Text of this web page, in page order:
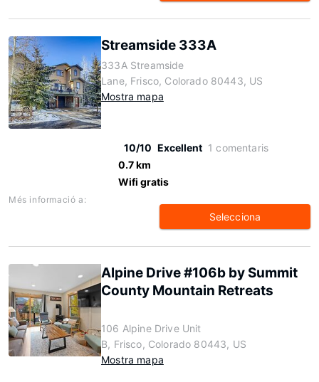
Streamside 333A
333A Streamside
Lane, Frisco, Colorado 80443, US
Mostra mapa
10/10 Excellent 1 comentaris
0.7 km
Wifi gratis
Més informació a:
Selecciona
Alpine Drive #106b by Summit
County Mountain Retreats
106 Alpine Drive Unit
B, Frisco, Colorado 80443, US
Mostra mapa